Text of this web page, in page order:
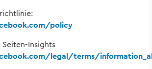
policy
Insights
legal/terms/